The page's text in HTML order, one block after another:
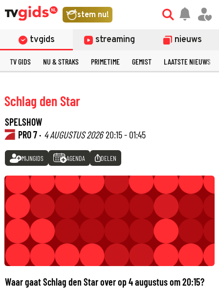
stem nu!
tvgids streaming nieuws
TV GIDS NU & STRAKS PRIMETIME GEMIST LAATSTE NIEUWS
Schlag den Star
SPELSHOW
PRO 7 · 4 AUGUSTUS 2026 20:15 - 01:45
MIJNGIDS AGENDA DELEN
Waar gaat Schlag den Star over op 4 augustus om 20:15?